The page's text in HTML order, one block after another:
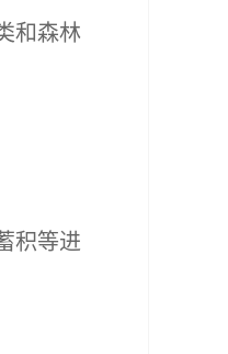
和森林
积等进